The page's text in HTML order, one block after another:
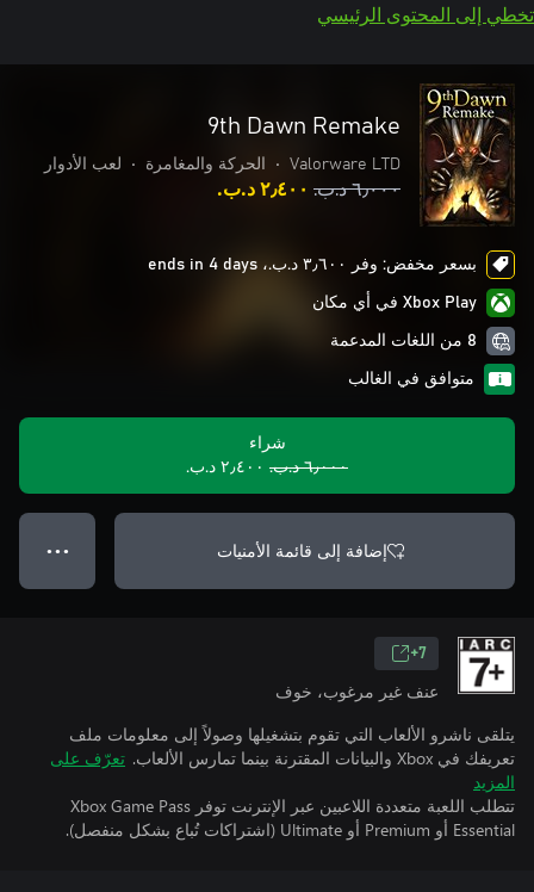
تخطي إلى المحتوى الرئيسي
9th Dawn Remake
Valorware LTD
• الحركة والمغامرة • لعب الأدوار
٦٫٠٠٠ د.ب.‏ ٢٫٤٠٠ د.ب.‏
بسعر مخفض: وفر ٣٫٦٠٠ د.ب.‏، ends in 4 days
Xbox Play في أي مكان
8 من اللغات المدعمة
متوافق في الغالب
شراء
٦٫٠٠٠ د.ب.‏
٢٫٤٠٠ د.ب.‏
إضافة إلى قائمة الأمنيات ● ● ●
7+
عنف غير مرغوب، خوف
يتلقى ناشرو الألعاب التي تقوم بتشغيلها وصولاً إلى معلومات ملف
تعريفك في Xbox والبيانات المقترنة بينما تمارس الألعاب.
تعرّف على
المزيد
تتطلب اللعبة متعددة اللاعبين عبر الإنترنت توفر Xbox Game Pass
Essential أو Premium أو Ultimate (اشتراكات تُباع بشكل منفصل).